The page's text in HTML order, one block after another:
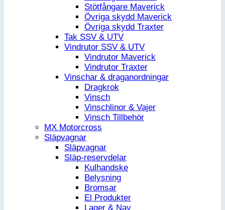
Stötfångare Maverick
Övriga skydd Maverick
Övriga skydd Traxter
Tak SSV & UTV
Vindrutor SSV & UTV
Vindrutor Maverick
Vindrutor Traxter
Vinschar & draganordningar
Dragkrok
Vinsch
Vinschlinor & Vajer
Vinsch Tillbehör
MX Motorcross
Släpvagnar
Släpvagnar
Släp-reservdelar
Kulhandske
Belysning
Bromsar
El Produkter
Lager & Nav